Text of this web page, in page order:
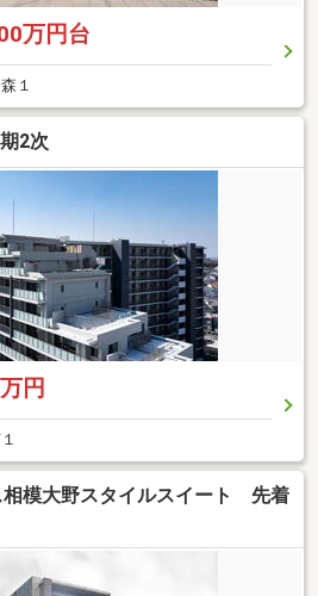
万円台
１
2次
円
相模大野スタイルスイート 先着